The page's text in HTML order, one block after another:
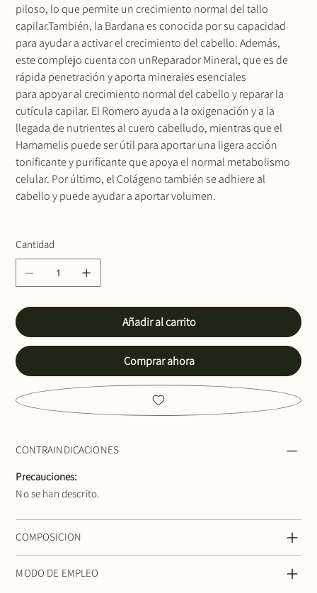
piloso, lo que permite un crecimiento normal del tallo
capilar.También, la Bardana es conocida por su capacidad
para ayudar a activar el crecimiento del cabello. Además,
este complejo cuenta con unReparador Mineral, que es de
rápida penetración y aporta minerales esenciales
para apoyar al crecimiento normal del cabello y reparar la
cutícula capilar. El Romero ayuda a la oxigenación y a la
llegada de nutrientes al cuero cabelludo, mientras que el
Hamamelis puede ser útil para aportar una ligera acción
tonificante y purificante que apoya el normal metabolismo
celular. Por último, el Colágeno también se adhiere al
cabello y puede ayudar a aportar volumen.
Cantidad
Añadir al carrito
Comprar ahora
CONTRAINDICACIONES
Precauciones:
No se han descrito.
COMPOSICION
MODO DE EMPLEO